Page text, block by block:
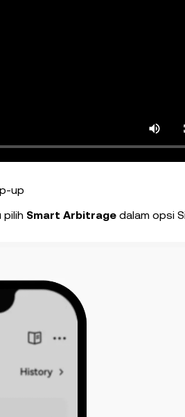
up
pilih Smart Arbitrage dalam opsi